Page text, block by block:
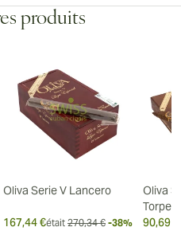
produits
Oliva Serie V Lancero
167,44 €était 270,34 € -38%
Oliva
90,69 €